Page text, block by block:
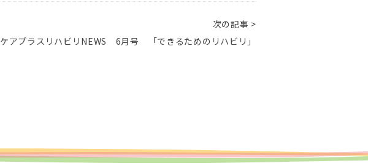
次の記事 >
ケアプラスリハビリNEWS 6月号 「できるためのリハビリ」